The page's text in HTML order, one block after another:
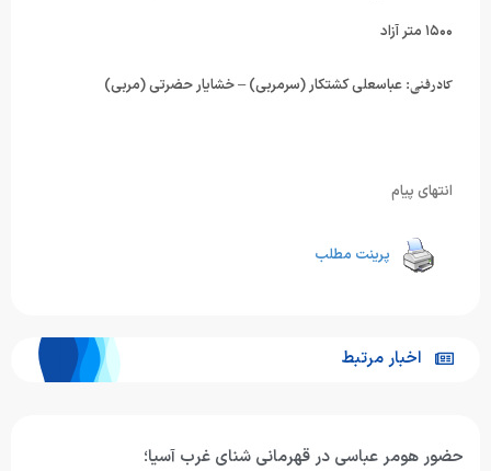
۱۵۰۰ متر آزاد
کادرفنی:عباسعلی کشتکار (سرمربی) – خشایار حضرتی (مربی)
انتهای پیام
پرینت مطلب
اخبار مرتبط
حضور هومر عباسی در قهرمانی شنای غرب آسیا؛